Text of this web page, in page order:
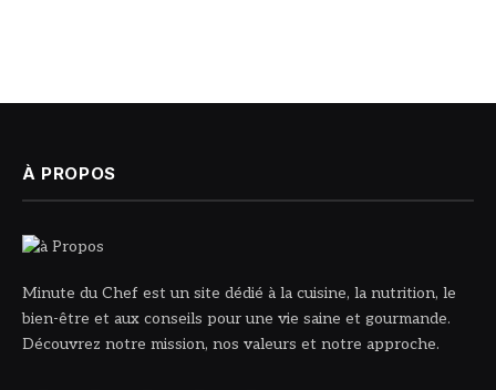
À PROPOS
Minute du Chef est un site dédié à la cuisine, la nutrition, le
bien-être et aux conseils pour une vie saine et gourmande.
Découvrez notre mission, nos valeurs et notre approche.